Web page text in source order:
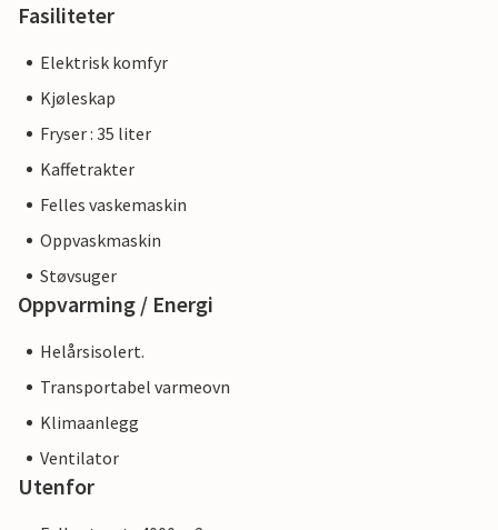
Fasiliteter
Elektrisk komfyr
Kjøleskap
Fryser : 35 liter
Kaffetrakter
Felles vaskemaskin
Oppvaskmaskin
Støvsuger
Oppvarming / Energi
Helårsisolert.
Transportabel varmeovn
Klimaanlegg
Ventilator
Utenfor